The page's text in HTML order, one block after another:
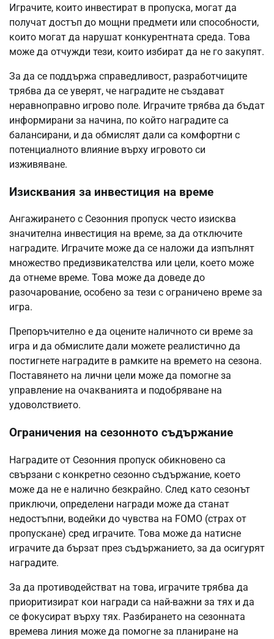
Играчите, които инвестират в пропуска, могат да
получат достъп до мощни предмети или способности,
които могат да нарушат конкурентната среда. Това
може да отчужди тези, които избират да не го закупят.
За да се поддържа справедливост, разработчиците
трябва да се уверят, че наградите не създават
неравноправно игрово поле. Играчите трябва да бъдат
информирани за начина, по който наградите са
балансирани, и да обмислят дали са комфортни с
потенциалното влияние върху игровото си
изживяване.
Изисквания за инвестиция на време
Ангажирането с Сезонния пропуск често изисква
значителна инвестиция на време, за да отключите
наградите. Играчите може да се наложи да изпълнят
множество предизвикателства или цели, което може
да отнеме време. Това може да доведе до
разочарование, особено за тези с ограничено време за
игра.
Препоръчително е да оцените наличното си време за
игра и да обмислите дали можете реалистично да
постигнете наградите в рамките на времето на сезона.
Поставянето на лични цели може да помогне за
управление на очакванията и подобряване на
удоволствието.
Ограничения на сезонното съдържание
Наградите от Сезонния пропуск обикновено са
свързани с конкретно сезонно съдържание, което
може да не е налично безкрайно. След като сезонът
приключи, определени награди може да станат
недостъпни, водейки до чувства на FOMO (страх от
пропускане) сред играчите. Това може да натисне
играчите да бързат през съдържанието, за да осигурят
наградите.
За да противодействат на това, играчите трябва да
приоритизират кои награди са най-важни за тях и да
се фокусират върху тях. Разбирането на сезонната
времева линия може да помогне за планиране на